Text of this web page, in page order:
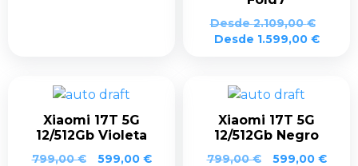
Desde2.109,00€
Desde 1.599,00 €
Xiaomi 17T 5G
12/512Gb Violeta
799,00€
El
599,00 €El
Xiaomi 17T 5G
12/512Gb Negro
799,00€
El
599,00 €El